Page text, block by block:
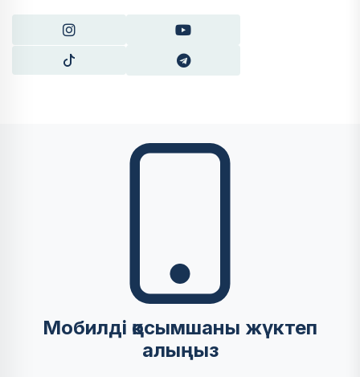
Мобилді қосымшаны жүктеп
алыңыз